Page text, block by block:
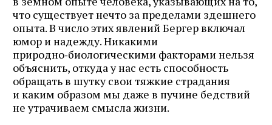
что существует нечто за пределами здешнего
опыта. В число этих явлений Бергер включал
юмор и надежду. Никакими
природно‑биологическими факторами нельзя
объяснить, откуда у нас есть способность
обращать в шутку свои тяжкие страдания
и каким образом мы даже в пучине бедствий
не утрачиваем смысла жизни.